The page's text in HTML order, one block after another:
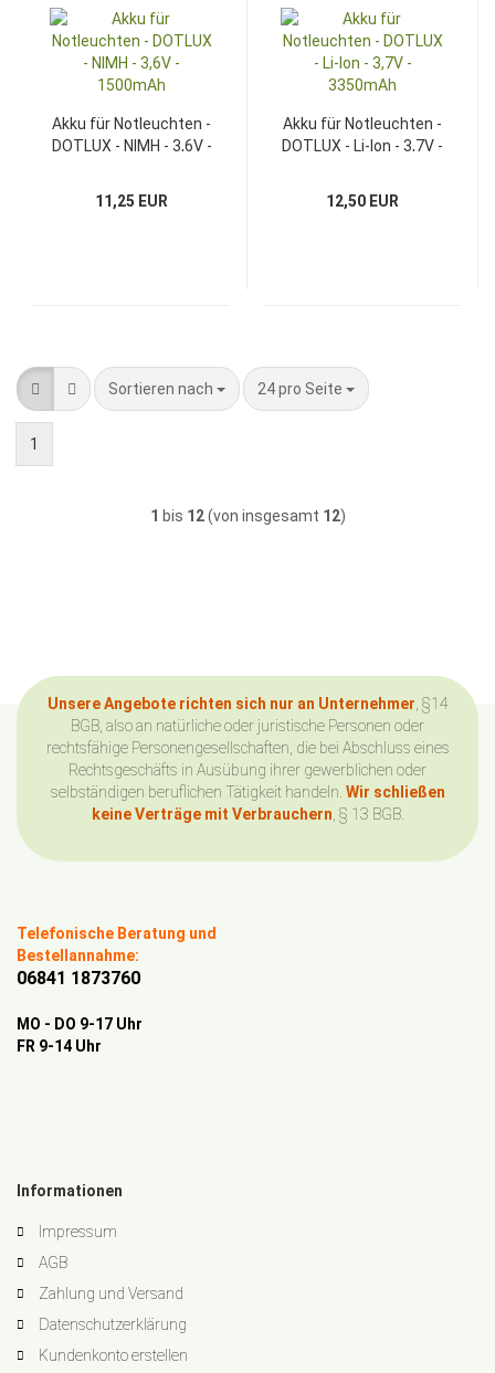
Akku für Notleuchten -
DOTLUX - NIMH - 3,6V -
11,25 EUR
Akku für Notleuchten -
DOTLUX - Li-Ion - 3,7V -
12,50 EUR
Sortieren nach
Sortieren nach 24 pro Seite
pro Seite
1
1 bis 12(von insgesamt 12)
Unsere Angebote richten sich nur an Unternehmer , §14
BGB, also an natürliche oder juristische Personen oder
rechtsfähige Personengesellschaften, die bei Abschluss eines
Rechtsgeschäfts in Ausübung ihrer gewerblichen oder
selbständigen beruflichen Tätigkeit handeln. Wir schließen
keine Verträge mit Verbrauchern , § 13 BGB.
Telefonische Beratung und
Bestellannahme:
06841 1873760
MO - DO 9-17 Uhr
FR 9-14 Uhr
Informationen
Impressum
AGB
Zahlung und Versand
Datenschutzerklärung
Kundenkonto erstellen